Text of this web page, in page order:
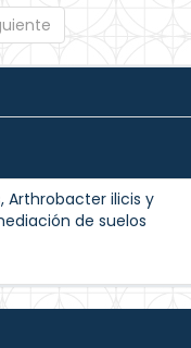
Arthrobacter ilicis y
de suelos